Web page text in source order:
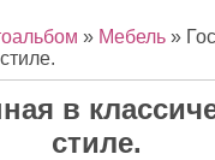
» Мебель »
в
стиле.